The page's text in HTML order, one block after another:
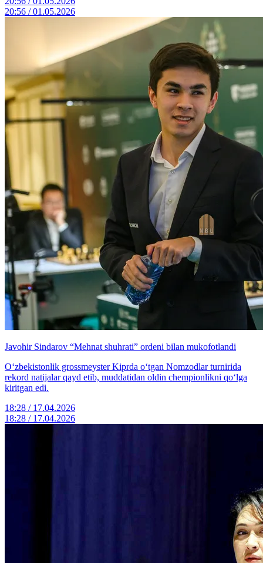
20:56 / 01.05.2026
Javohir Sindarov “Mehnat shuhrati” ordeni bilan mukofotlandi
O‘zbekistonlik grossmeyster Kiprda o‘tgan Nomzodlar turnirida
rekord natijalar qayd etib, muddatidan oldin chempionlikni qo‘lga
kiritgan edi.
18:28 / 17.04.2026
18:28 / 17.04.2026